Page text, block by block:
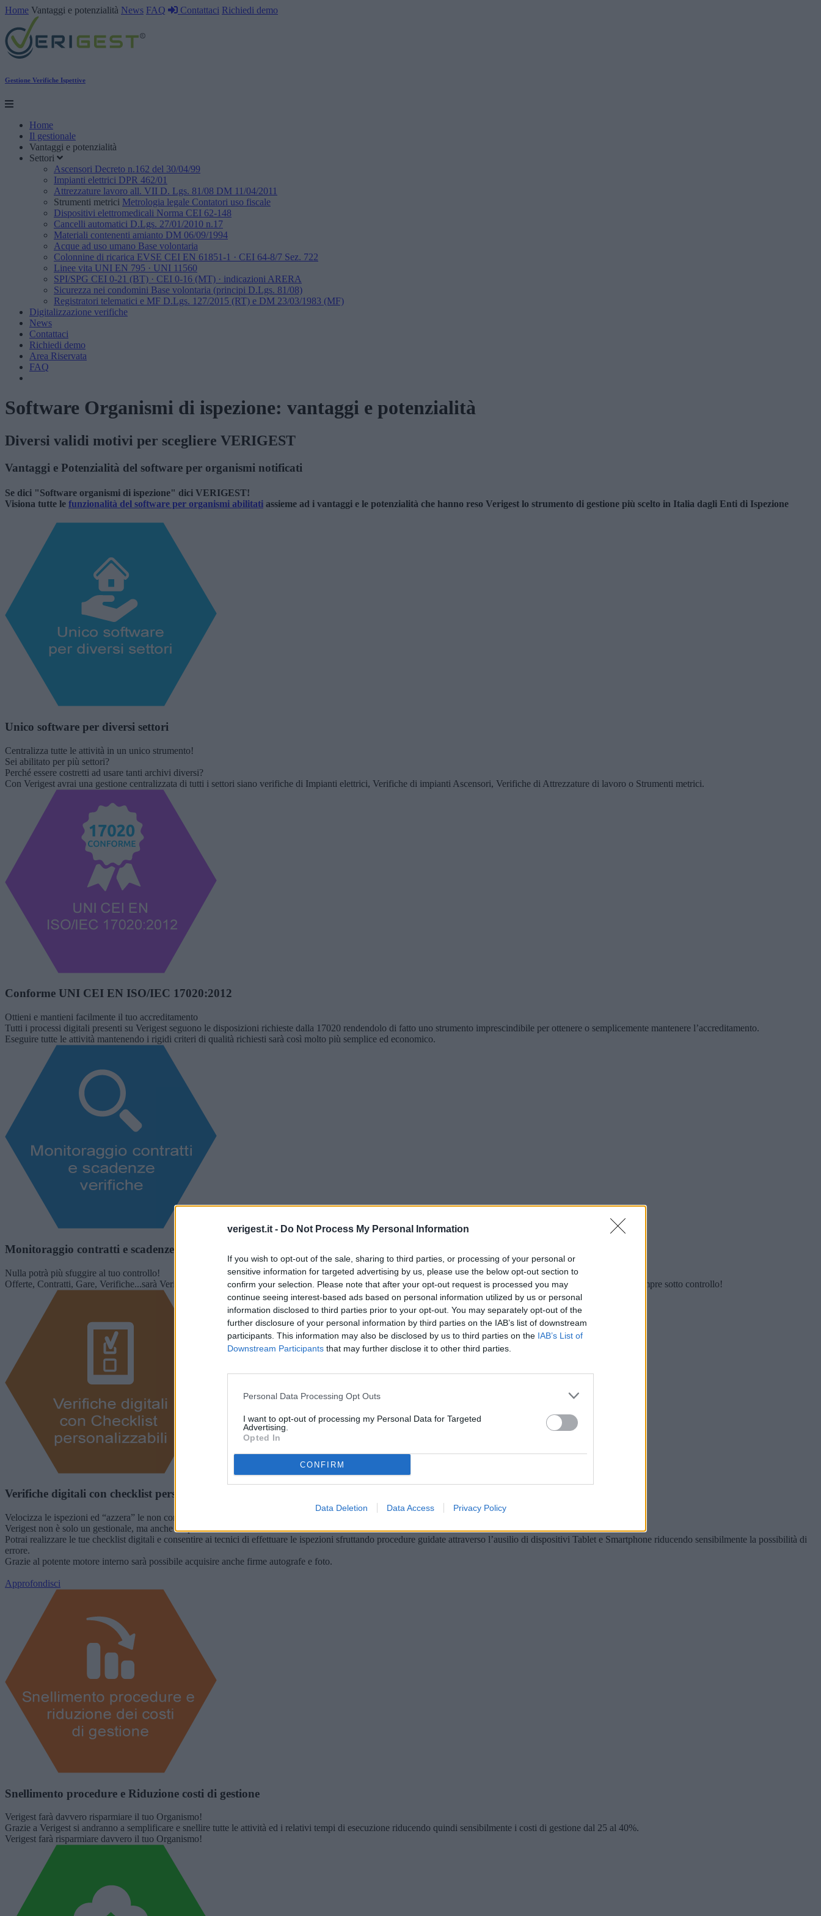
verigest.it - Do Not Process My Personal Information
If you wish to opt-out of the sale, sharing to third parties, or processing of your personal or
sensitive information for targeted advertising by us, please use the below opt-out section to
confirm your selection. Please note that after your opt-out request is processed you may
continue seeing interest-based ads based on personal information utilized by us or personal
information disclosed to third parties prior to your opt-out. You may separately opt-out of the
further disclosure of your personal information by third parties on the IAB’s list of downstream
participants. This information may also be disclosed by us to third parties on the IAB’s List of
Downstream Participants that may further disclose it to other third parties.
Personal Data Processing Opt Outs
I want to opt-out of processing my Personal Data for Targeted
Advertising.
Opted In
CONFIRM
Data Deletion Data Access Privacy Policy
Home Vantaggi e potenzialità News FAQ Contattaci Richiedi demo
Gestione Verifiche Ispettive
Home
Il gestionale
Vantaggi e potenzialità
Settori
Ascensori Decreto n.162 del 30/04/99
Impianti elettrici DPR 462/01
Attrezzature lavoro all. VII D. Lgs. 81/08 DM 11/04/2011
Strumenti metrici Metrologia legale Contatori uso fiscale
Dispositivi elettromedicali Norma CEI 62-148
Cancelli automatici D.Lgs. 27/01/2010 n.17
Materiali contenenti amianto DM 06/09/1994
Acque ad uso umano Base volontaria
Colonnine di ricarica EVSE CEI EN 61851-1 · CEI 64-8/7 Sez. 722
Linee vita UNI EN 795 · UNI 11560
SPI/SPG CEI 0-21 (BT) · CEI 0-16 (MT) · indicazioni ARERA
Sicurezza nei condomini Base volontaria (principi D.Lgs. 81/08)
Registratori telematici e MF D.Lgs. 127/2015 (RT) e DM 23/03/1983 (MF)
Digitalizzazione verifiche
News
Contattaci
Richiedi demo
Area Riservata
FAQ
Software Organismi di ispezione: vantaggi e potenzialità
Diversi validi motivi per scegliere VERIGEST
Vantaggi e Potenzialità del software per organismi notificati
Se dici "Software organismi di ispezione" dici VERIGEST!
Visiona tutte le funzionalità del software per organismi abilitati assieme ad i vantaggi e le potenzialità che hanno reso Verigest lo strumento di gestione più scelto in Italia dagli Enti di Ispezione
Unico software per diversi settori
Centralizza tutte le attività in un unico strumento!
Sei abilitato per più settori?
Perché essere costretti ad usare tanti archivi diversi?
Con Verigest avrai una gestione centralizzata di tutti i settori siano verifiche di Impianti elettrici, Verifiche di impianti Ascensori, Verifiche di Attrezzature di lavoro o Strumenti metrici.
Conforme UNI CEI EN ISO/IEC 17020:2012
Ottieni e mantieni facilmente il tuo accreditamento
Tutti i processi digitali presenti su Verigest seguono le disposizioni richieste dalla 17020 rendendolo di fatto uno strumento imprescindibile per ottenere o semplicemente mantenere l’accreditamento.
Eseguire tutte le attività mantenendo i rigidi criteri di qualità richiesti sarà così molto più semplice ed economico.
Monitoraggio contratti e scadenze verifiche
Nulla potrà più sfuggire al tuo controllo!
Offerte, Contratti, Gare, Verifiche...sarà Verigest a monitorare ogni cosa nei giusti tempi consentendoti una gestione a dir poco efficiente di tutte le attività, tutto sarà sempre sotto controllo!
Verifiche digitali con checklist personalizzabili
Velocizza le ispezioni ed “azzera” le non conformità!
Verigest non è solo un gestionale, ma anche un potentissimo strumento di audit.
Potrai realizzare le tue checklist digitali e consentire ai tecnici di effettuare le ispezioni sfruttando procedure guidate attraverso l’ausilio di dispositivi Tablet e Smartphone riducendo sensibilmente la possibilità di
errore.
Grazie al potente motore interno sarà possibile acquisire anche firme autografe e foto.
Approfondisci
Snellimento procedure e Riduzione costi di gestione
Verigest farà davvero risparmiare il tuo Organismo!
Grazie a Verigest si andranno a semplificare e snellire tutte le attività ed i relativi tempi di esecuzione riducendo quindi sensibilmente i costi di gestione dal 25 al 40%.
Verigest farà risparmiare davvero il tuo Organismo!